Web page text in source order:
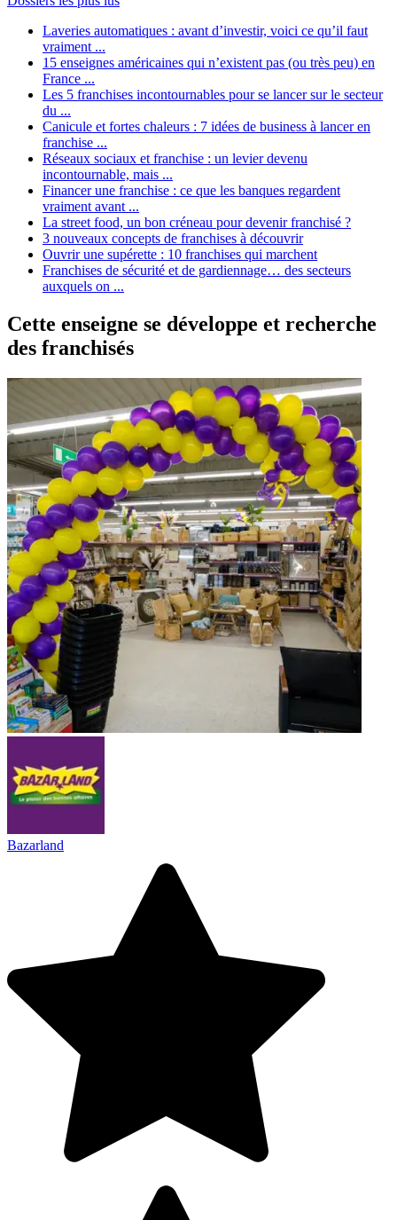
Laveries automatiques : avant d’investir, voici ce qu’il faut
vraiment ...
15 enseignes américaines qui n’existent pas (ou très peu) en
France ...
Les 5 franchises incontournables pour se lancer sur le secteur
du ...
Canicule et fortes chaleurs : 7 idées de business à lancer en
franchise ...
Réseaux sociaux et franchise : un levier devenu
incontournable, mais ...
Financer une franchise : ce que les banques regardent
vraiment avant ...
La street food, un bon créneau pour devenir franchisé ?
3 nouveaux concepts de franchises à découvrir
Ouvrir une supérette : 10 franchises qui marchent
Franchises de sécurité et de gardiennage… des secteurs
auxquels on ...
Cette enseigne se développe et recherche
des franchisés
Bazarland